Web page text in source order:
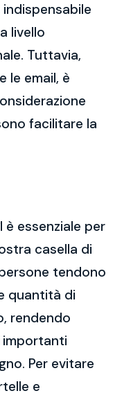
livello
Tuttavia,
le email, è
facilitare la
è essenziale per
casella di
tendono
quantità di
rendendo
importanti
Per evitare
e